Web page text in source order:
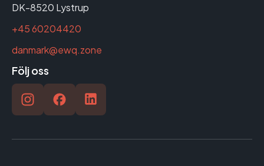
DK-8520 Lystrup
+45 60204420
danmark@ewq.zone
Följ oss